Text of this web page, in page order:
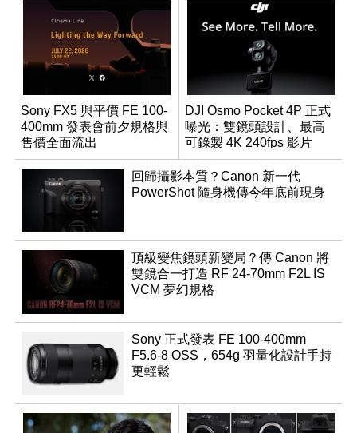
Sony FX5 與平價 FE 100-
400mm 發表會前夕規格與
售價全面流出
DJI Osmo Pocket 4P 正式
曝光：雙鏡頭設計、最高
可錄製 4K 240fps 影片
回歸攝影本質？Canon 新一代
PowerShot 隨身機傳今年底前現身
頂級變焦鏡頭新變局？傳 Canon 將
雙鏡合一打造 RF 24-70mm F2L IS
VCM 夢幻規格
Sony 正式發表 FE 100-400mm
F5.6-8 OSS，654g 羽量化設計手持
更輕鬆